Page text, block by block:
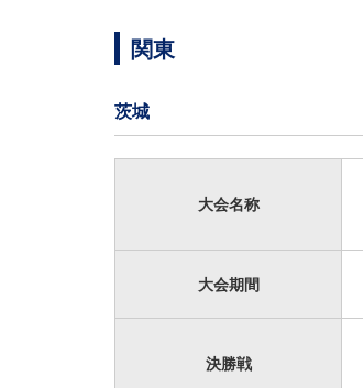
関東
茨城
大会名称
大会期間
決勝戦